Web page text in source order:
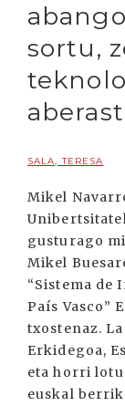
sortu,
SALA, TERESA
Mikel
gusturago
Mikel
“Sistema de
País Vasco”
txostenaz.
Erkidegoa,
eta horri
euskal